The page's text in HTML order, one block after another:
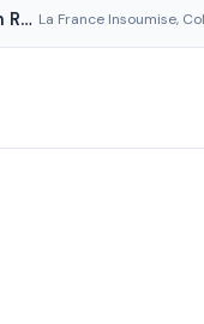
Jordan Robichon